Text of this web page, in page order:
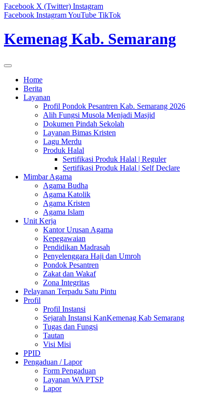
Facebook X (Twitter) Instagram
Facebook InstagramYouTube TikTok
Kemenag Kab. Semarang
Home
Berita
Layanan
Profil Pondok Pesantren Kab. Semarang 2026
Alih Fungsi Musola Menjadi Masjid
Dokumen Pindah Sekolah
Layanan Bimas Kristen
Lagu Merdu
Produk Halal
Sertifikasi Produk Halal | Reguler
Sertifikasi Produk Halal | Self Declare
Mimbar Agama
Agama Budha
Agama Katolik
Agama Kristen
Agama Islam
Unit Kerja
Kantor Urusan Agama
Kepegawaian
Pendidikan Madrasah
Penyelenggara Haji dan Umroh
Pondok Pesantren
Zakat dan Wakaf
Zona Integritas
Pelayanan Terpadu Satu Pintu
Profil
Profil Instansi
Sejarah Instansi KanKemenag Kab Semarang
Tugas dan Fungsi
Tautan
Visi Misi
PPID
Pengaduan / Lapor
Form Pengaduan
Layanan WA PTSP
Lapor